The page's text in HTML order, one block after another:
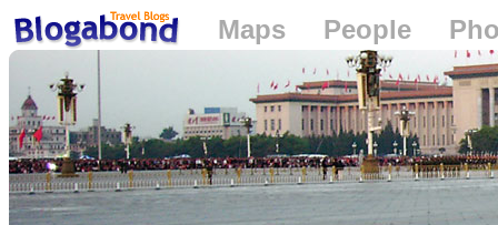
Maps People